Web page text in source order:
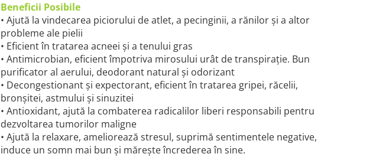
Beneficii Posibile
• Ajută la vindecarea piciorului de atlet, a pecinginii, a rănilor și a altor
probleme ale pielii
• Eficient în tratarea acneei și a tenului gras
• Antimicrobian, eficient împotriva mirosului urât de transpirație. Bun
purificator al aerului, deodorant natural și odorizant
• Decongestionant și expectorant, eficient în tratarea gripei, răcelii,
bronșitei, astmului și sinuzitei
• Antioxidant, ajută la combaterea radicalilor liberi responsabili pentru
dezvoltarea tumorilor maligne
• Ajută la relaxare, ameliorează stresul, suprimă sentimentele negative,
induce un somn mai bun și mărește încrederea în sine.